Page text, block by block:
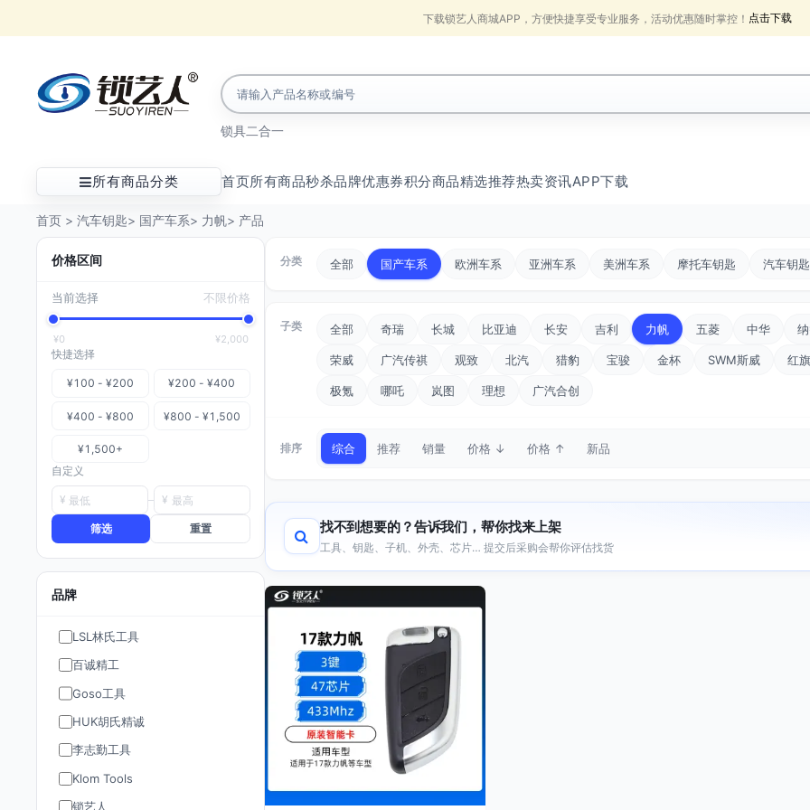
下载锁艺人商城APP，方便快捷享受专业服务，活动优惠随时掌控！ 点击下载
锁具二合一
所有商品分类 首页所有商品秒杀品牌优惠券积分商品精选推荐热卖资讯APP下载
首页 > 汽车钥匙> 国产车系> 力帆> 产品
价格区间
当前选择 不限价格
¥0 ¥2,000
快捷选择
¥100 - ¥200 ¥200 - ¥400
¥400 - ¥800 ¥800 - ¥1,500
¥1,500+
自定义
¥ ¥
筛选 重置
品牌
LSL林氏工具
百诚精工
Goso工具
HUK胡氏精诚
李志勤工具
Klom Tools
锁艺人
分类 全部 国产车系 欧洲车系 亚洲车系 美洲车系 摩托车钥匙 汽车钥
子类 全部 奇瑞 长城 比亚迪 长安 吉利 力帆 五菱 中华
荣威 广汽传祺 观致 北汽 猎豹 宝骏 金杯 SWM斯威 红旗
极氪 哪吒 岚图 理想 广汽合创
排序 综合 推荐 销量 价格 ↓ 价格 ↑ 新品
找不到想要的？告诉我们，帮你找来上架
工具、钥匙、子机、外壳、芯片… 提交后采购会帮你评估找货